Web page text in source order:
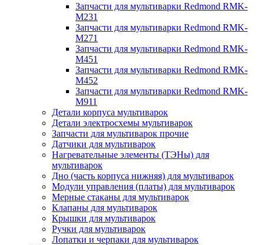
Запчасти для мультиварки Redmond RMK-
M231
Запчасти для мультиварки Redmond RMK-
M271
Запчасти для мультиварки Redmond RMK-
M451
Запчасти для мультиварки Redmond RMK-
M452
Запчасти для мультиварки Redmond RMK-
M911
Детали корпуса мультиварок
Детали электросхемы мультиварок
Запчасти для мультиварок прочие
Датчики для мультиварок
Нагревательные элементы (ТЭНы) для
мультиварок
Дно (часть корпуса нижняя) для мультиварок
Модули управления (платы) для мультиварок
Мерные стаканы для мультиварок
Клапаны для мультиварок
Крышки для мультиварок
Ручки для мультиварок
Лопатки и черпаки для мультиварок